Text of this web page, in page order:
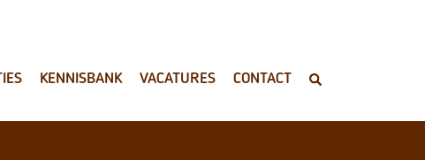
KENNISBANK VACATURES CONTACT